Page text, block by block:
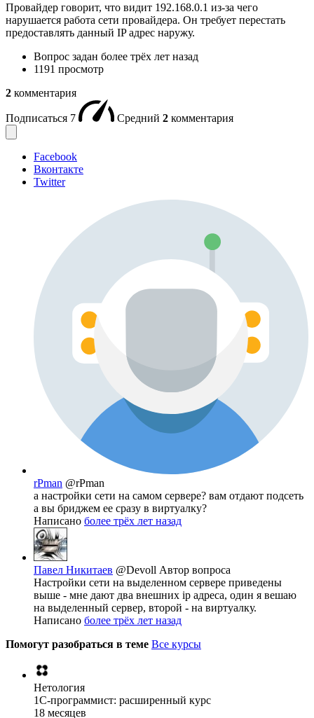
Провайдер говорит, что видит 192.168.0.1 из-за чего
нарушается работа сети провайдера. Он требует перестать
предоставлять данный IP адрес наружу.
Вопрос задан более трёх лет назад
1191 просмотр
2 комментария
Подписаться 7 Средний 2 комментария
Facebook
Вконтакте
Twitter
rPman @rPman
а настройки сети на самом сервере? вам отдают подсеть
а вы бриджем ее сразу в виртуалку?
Написано более трёх лет назад
Павел Никитаев @Devoll Автор вопроса
Настройки сети на выделенном сервере приведены
выше - мне дают два внешних ip адреса, один я вешаю
на выделенный сервер, второй - на виртуалку.
Написано более трёх лет назад
Помогут разобраться в теме Все курсы
Нетология
1C-программист: расширенный курс
18 месяцев